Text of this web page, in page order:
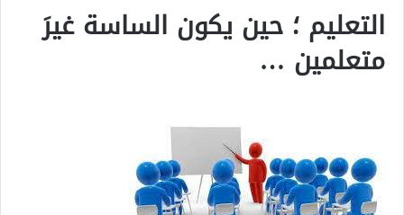
التعليم ؛ حين يكون الساسة غيرَ
متعلمين …